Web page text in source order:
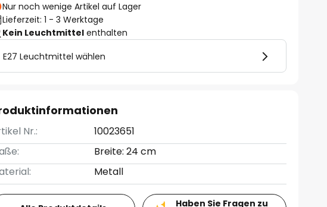
Nur noch wenige Artikel auf Lager
Lieferzeit: 1 - 3 Werktage
Kein Leuchtmittel enthalten
E27 Leuchtmittel wählen
Nr.:
10023651
Breite: 24 cm
Metall
Haben Sie Fragen zu